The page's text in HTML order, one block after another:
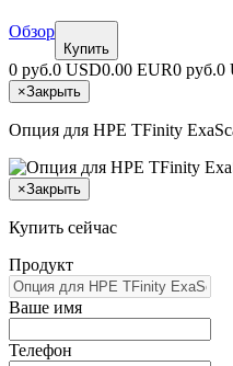
Обзор
Купить
0 руб.0 USD0.00 EUR0 руб.0
×Закрыть
Опция для HPE TFinity
×Закрыть
Купить сейчас
Продукт
Ваше имя
Телефон